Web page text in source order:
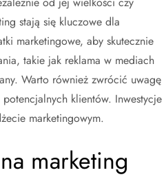
stają się kluczowe dla
marketingowe, aby skutecznie
takie jak reklama w mediach
Warto również zwrócić uwagę
klientów. Inwestycje
marketingowym.
marketing